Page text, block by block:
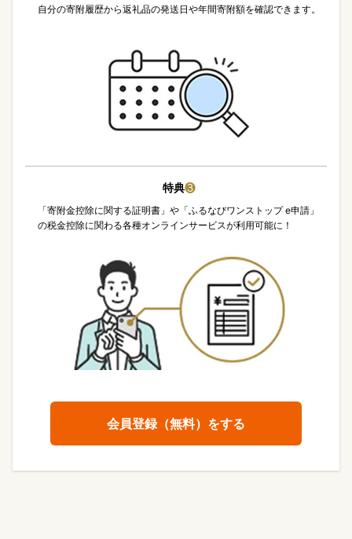
自分の寄附履歴から返礼品の発送日や年間寄附額を確認できます。
特典❸
「寄附金控除に関する証明書」や「ふるなびワンストップ e申請」
の税金控除に関わる各種オンラインサービスが利用可能に！
会員登録（無料）をする